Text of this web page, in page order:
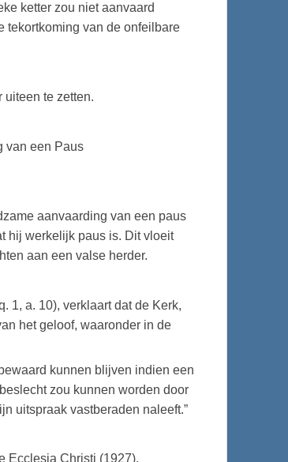
ketter zou niet aanvaard
tekortkoming van de onfeilbare
uiteen te zetten.
van een Paus
aanvaarding van een paus
hij werkelijk paus is. Dit vloeit
aan een valse herder.
1, a. 10), verklaart dat de Kerk,
het geloof, waaronder in de
kunnen blijven indien een
zou kunnen worden door
uitspraak vastberaden naleeft.”
Ecclesia Christi (1927),